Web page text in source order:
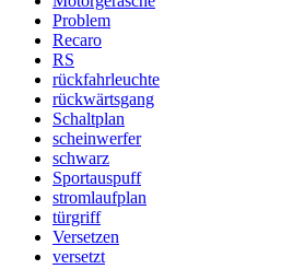
Problem
Recaro
RS
rückfahrleuchte
rückwärtsgang
Schaltplan
scheinwerfer
schwarz
Sportauspuff
stromlaufplan
türgriff
Versetzen
versetzt